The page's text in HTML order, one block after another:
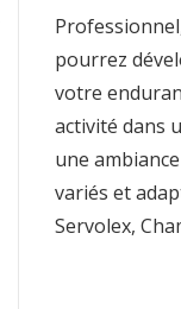
pourrez
votre
activité dans
une
variés et
Servolex,